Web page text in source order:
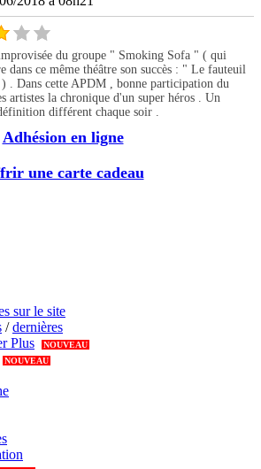
du groupe " Smoking Sofa " ( qui
dans ce même théâtre son succès : " Le fauteuil
. Dans cette APDM , bonne participation du
artistes la chronique d'un super héros . Un
différent chaque soir .
Adhésion en ligne
une carte cadeau
sur le site
/dernières
Plus
NOUVEAU
NOUVEAU